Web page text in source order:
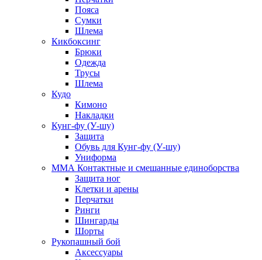
Пояса
Сумки
Шлема
Кикбоксинг
Брюки
Одежда
Трусы
Шлема
Кудо
Кимоно
Накладки
Кунг-фу (У-шу)
Защита
Обувь для Кунг-фу (У-шу)
Униформа
ММА Контактные и смешанные единоборства
Защита ног
Клетки и арены
Перчатки
Ринги
Шингарды
Шорты
Рукопашный бой
Аксессуары